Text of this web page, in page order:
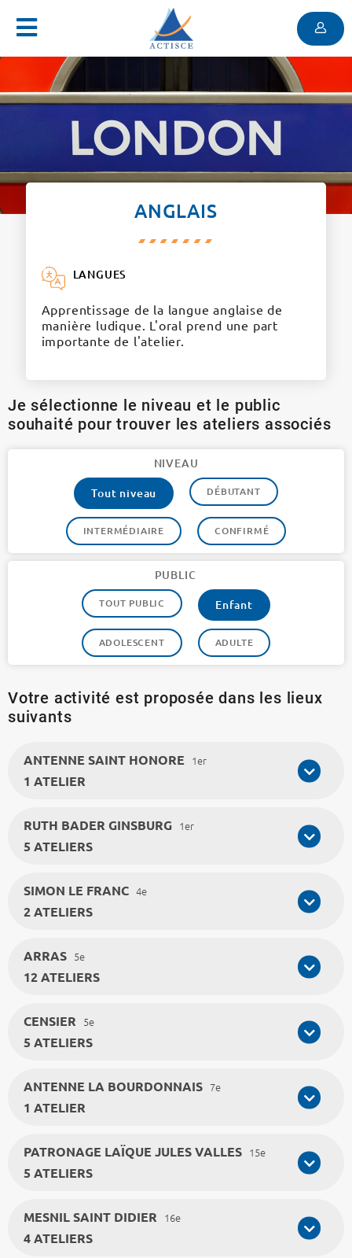
Menu
ANGLAIS
LANGUES
Apprentissage de la langue anglaise de
manière ludique. L'oral prend une part
importante de l'atelier.
Je sélectionne le niveau et le public
souhaité pour trouver les ateliers associés
NIVEAU
Tout niveau
DÉBUTANT
INTERMÉDIAIRE CONFIRMÉ
PUBLIC
TOUT PUBLIC Enfant
ADOLESCENT ADULTE
Votre activité est proposée dans les lieux
suivants
ANTENNE SAINT HONORE 1er
1 ATELIER
RUTH BADER GINSBURG 1er
5 ATELIERS
SIMON LE FRANC 4e
2 ATELIERS
ARRAS 5e
12 ATELIERS
CENSIER 5e
5 ATELIERS
ANTENNE LA BOURDONNAIS 7e
1 ATELIER
PATRONAGE LAÏQUE JULES VALLES 15e
5 ATELIERS
MESNIL SAINT DIDIER 16e
4 ATELIERS